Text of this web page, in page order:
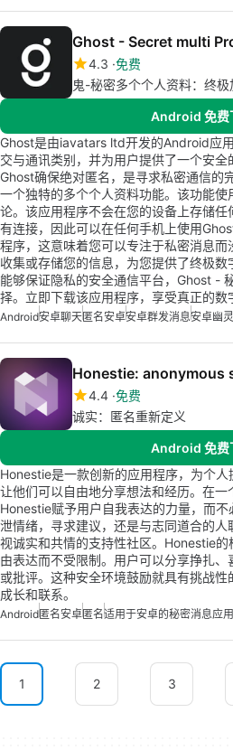
Ghost - Secret multi
4.3 免费
鬼-秘密多个个人资料：终
Android 免费
Ghost是由iavatars ltd开发的Android应
交与通讯类别，并为用户提供了一个安全
Ghost确保绝对匿名，是寻求私密通信的
一个独特的多个个人资料功能。该功能
论。该应用程序不会在您的设备上存储
有连接，因此可以在任何手机上使用
程序，这意味着您可以专注于私密消息
收集或存储您的信息，为您提供了终极
能够保证隐私的安全通信平台，Ghost -
择。立即下载该应用程序，享受真正的数
Android安卓聊天匿名安卓安卓群发消息安卓幽灵
Honestie: anonymous
4.4 免费
诚实：匿名重新定义
Android 免费
Honestie是一款创新的应用程序，为个人
让他们可以自由地分享想法和经历。在一
Honestie赋予用户自我表达的力量，而
泄情绪，寻求建议，还是与志同道合的
视诚实和共情的支持性社区。Honestie
由表达而不受限制。用户可以分享挣扎
或批评。这种安全环境鼓励就具有挑战
成长和联系。
Android匿名安卓匿名适用于安卓的秘密消息应
1 2 3